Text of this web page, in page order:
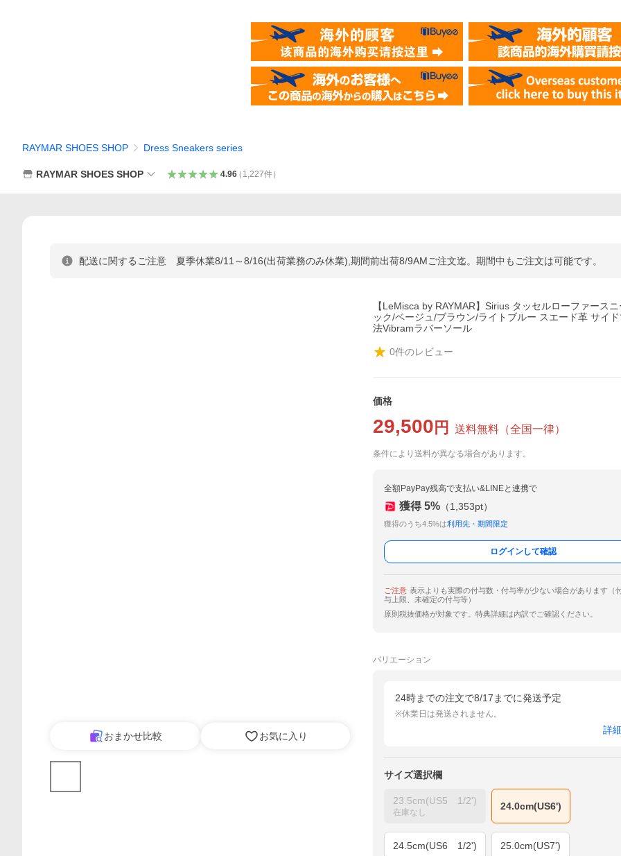
RAYMAR SHOES SHOP Dress Sneakers series
RAYMAR SHOES SHOP 4.96（ 1,227件）
配送に関するご注意 夏季休業8/11～8/16(出荷業務のみ休業),期間前出荷8/9AMご注文迄。期間中もご注文は可能です。
おまかせ比較 お気に入り
【LeMisca by RAYMAR】Sirius タッセルローファース
ック/ベージュ/ブラウン/ライトブルー スエード革 サイ
法Vibramラバーソール
0件のレビュー
価格
29,500 円 送料無料 （全国一律）
条件により送料が異なる場合があります。
全額PayPay残高で支払い&LINEと連携で
獲得 5% （1,353pt）
獲得のうち4.5%は利用先・期間限定
ログインして確認
ご注意 表示よりも実際の付与数・付与率が少ない場合があります（
与上限、未確定の付与等）
原則税抜価格が対象です。特典詳細は内訳でご確認ください。
バリエーション
24時までの注文で8/17までに発送予定
※休業日は発送されません。
詳
サイズ選択欄
23.5cm(US5 1/2')
在庫なし
24.0cm(US6')
24.5cm(US6 1/2') 25.0cm(US7')